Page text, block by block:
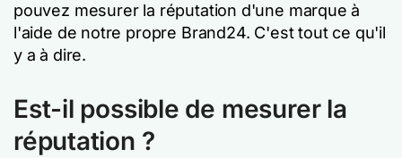
pouvez mesurer la réputation d'une marque à
l'aide de notre propre Brand24. C'est tout ce qu'il
y a à dire.
Est-il possible de mesurer la
réputation ?